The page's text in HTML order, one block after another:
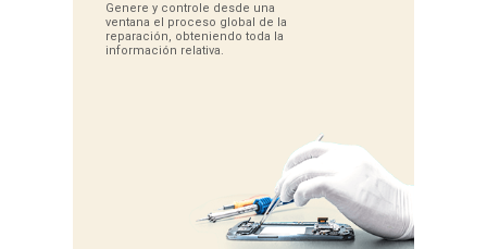
Genere y controle desde una
ventana el proceso global de la
reparación, obteniendo toda la
información relativa.